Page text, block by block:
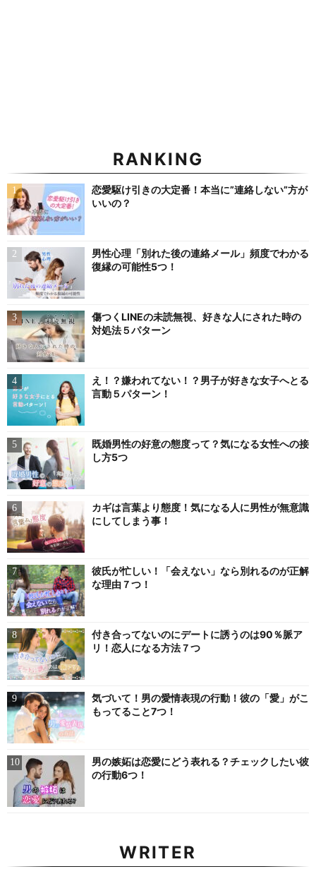
RANKING
恋愛駆け引きの大定番！本当に”連絡しない”方が
いいの？
男性心理「別れた後の連絡メール」頻度でわかる
復縁の可能性5つ！
傷つくLINEの未読無視、好きな人にされた時の
対処法５パターン
え！？嫌われてない！？男子が好きな女子へとる
言動５パターン！
既婚男性の好意の態度って？気になる女性への接
し方5つ
カギは言葉より態度！気になる人に男性が無意識
にしてしまう事！
彼氏が忙しい！「会えない」なら別れるのが正解
な理由７つ！
付き合ってないのにデートに誘うのは90％脈ア
リ！恋人になる方法７つ
気づいて！男の愛情表現の行動！彼の「愛」がこ
もってること7つ！
男の嫉妬は恋愛にどう表れる？チェックしたい彼
の行動6つ！
WRITER